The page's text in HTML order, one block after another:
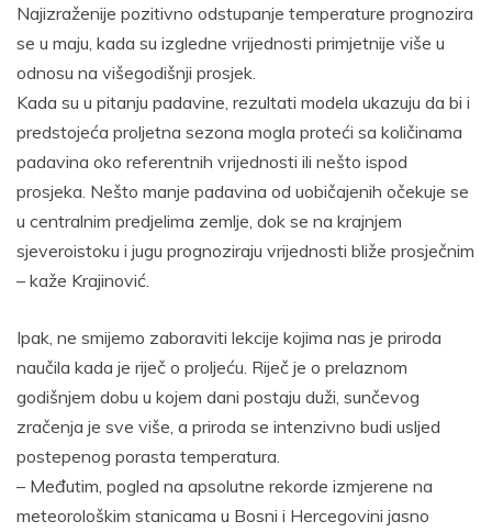
Najizraženije pozitivno odstupanje temperature prognozira
se u maju, kada su izgledne vrijednosti primjetnije više u
odnosu na višegodišnji prosjek.
Kada su u pitanju padavine, rezultati modela ukazuju da bi i
predstojeća proljetna sezona mogla proteći sa količinama
padavina oko referentnih vrijednosti ili nešto ispod
prosjeka. Nešto manje padavina od uobičajenih očekuje se
u centralnim predjelima zemlje, dok se na krajnjem
sjeveroistoku i jugu prognoziraju vrijednosti bliže prosječnim
– kaže Krajinović.
Ipak, ne smijemo zaboraviti lekcije kojima nas je priroda
naučila kada je riječ o proljeću. Riječ je o prelaznom
godišnjem dobu u kojem dani postaju duži, sunčevog
zračenja je sve više, a priroda se intenzivno budi usljed
postepenog porasta temperatura.
– Međutim, pogled na apsolutne rekorde izmjerene na
meteorološkim stanicama u Bosni i Hercegovini jasno